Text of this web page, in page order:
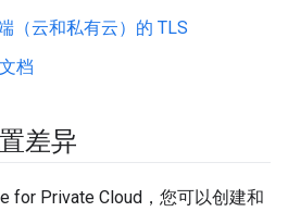
（云和私有云）的 TLS
档
差异
for Private Cloud，您可以创建和